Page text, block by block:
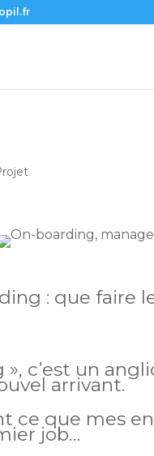
: que faire
», c’est un
arrivant.
ce que mes
job…